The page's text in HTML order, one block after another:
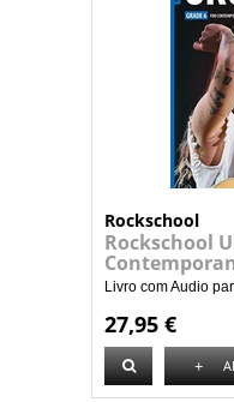
Rockschool
Rockschool
Livro com Audio
27,95 €
+